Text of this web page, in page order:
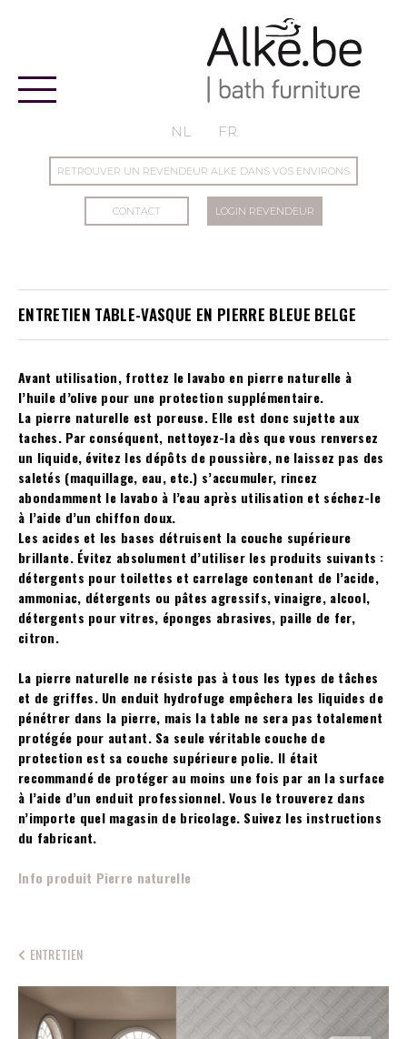
NL FR
RETROUVER UN REVENDEUR ALKE DANS VOS ENVIRONS
CONTACT LOGIN REVENDEUR
ENTRETIEN TABLE-VASQUE EN PIERRE BLEUE BELGE
Avant utilisation, frottez le lavabo en pierre naturelle à
l’huile d’olive pour une protection supplémentaire.
La pierre naturelle est poreuse. Elle est donc sujette aux
taches. Par conséquent, nettoyez-la dès que vous renversez
un liquide, évitez les dépôts de poussière, ne laissez pas des
saletés (maquillage, eau, etc.) s’accumuler, rincez
abondamment le lavabo à l’eau après utilisation et séchez-le
à l’aide d’un chiffon doux.
Les acides et les bases détruisent la couche supérieure
brillante. Évitez absolument d’utiliser les produits suivants :
détergents pour toilettes et carrelage contenant de l’acide,
ammoniac, détergents ou pâtes agressifs, vinaigre, alcool,
détergents pour vitres, éponges abrasives, paille de fer,
citron.
La pierre naturelle ne résiste pas à tous les types de tâches
et de griffes. Un enduit hydrofuge empêchera les liquides de
pénétrer dans la pierre, mais la table ne sera pas totalement
protégée pour autant. Sa seule véritable couche de
protection est sa couche supérieure polie. Il était
recommandé de protéger au moins une fois par an la surface
à l’aide d’un enduit professionnel. Vous le trouverez dans
n’importe quel magasin de bricolage. Suivez les instructions
du fabricant.
Info produit Pierre naturelle
ENTRETIEN